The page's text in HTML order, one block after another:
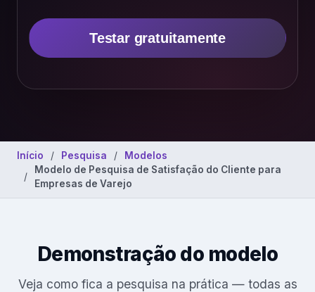
Testar gratuitamente
Início Pesquisa
Modelos
Modelo de Pesquisa de Satisfação do Cliente para
Empresas de Varejo
Demonstração do modelo
Veja como fica a pesquisa na prática — todas as